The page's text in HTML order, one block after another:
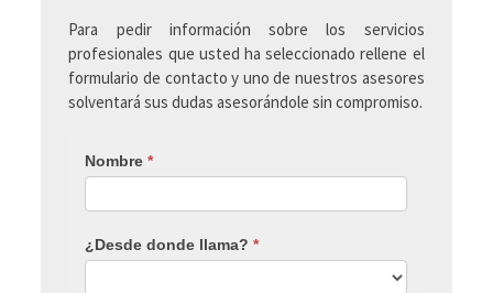
Para pedir información sobre los servicios
profesionales que usted ha seleccionado rellene el
formulario de contacto y uno de nuestros asesores
solventará sus dudas asesorándole sin compromiso.
Nombre*
¿Desde donde llama?*